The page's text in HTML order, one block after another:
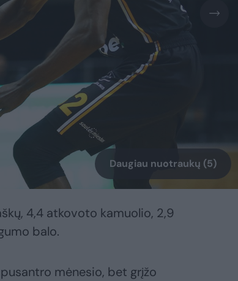
Daugiau nuotraukų (5)
4,4 atkovoto kamuolio, 2,9
balo.
mėnesio, bet grįžo